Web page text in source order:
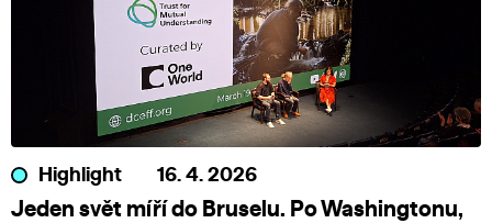
Highlight 16. 4. 2026
Jeden svět míří do Bruselu. Po Washingtonu,